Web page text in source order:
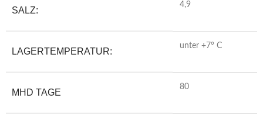
SALZ:
4,9
LAGERTEMPERATUR:
unter +7° C
MHD TAGE
80